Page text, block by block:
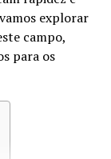
e
qualquer
ele opera
(proof
explorar
campo,
para os